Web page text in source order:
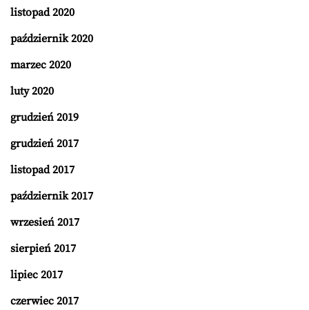
listopad 2020
październik 2020
marzec 2020
luty 2020
grudzień 2019
grudzień 2017
listopad 2017
październik 2017
wrzesień 2017
sierpień 2017
lipiec 2017
czerwiec 2017